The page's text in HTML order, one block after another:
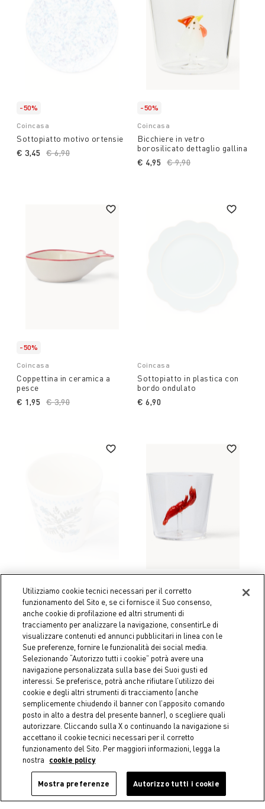
-50%
Coincasa
Sottopiatto motivo ortensie
Price reduced from
€ 6,90
€ 3,45
-50%
Coincasa
Bicchiere in vetro
borosilicato dettaglio gallina
Price reduced from
€ 9,90
€ 4,95
-50%
Coincasa
Coppettina in ceramica a
pesce
Price reduced from
€ 3,90
€ 1,95
Coincasa
Sottopiatto in plastica con
bordo ondulato
€ 6,90
-50%
Coincasa
Mug in porcellana motivo
fiorellini
Price reduced from
€ 7,90to
€ 3,95
-50%
Coincasa
Bicchiere in vetro
borosilicato dettaglio
aragosta
Price reduced from
€ 10,90to
€ 5,45
Utilizziamo cookie tecnici necessari per il corretto
funzionamento del Sito e, se ci fornisce il Suo consenso,
anche cookie di profilazione ed altri strumenti di
tracciamento per analizzare la navigazione, consentirLe di
visualizzare contenuti ed annunci pubblicitari in linea con le
Sue preferenze, fornire le funzionalità dei social media.
Selezionando “Autorizzo tutti i cookie” potrà avere una
navigazione personalizzata sulla base dei Suoi gusti ed
interessi. Se preferisce, potrà anche rifiutare l’utilizzo dei
cookie e degli altri strumenti di tracciamento (anche
semplicemente chiudendo il banner con l’apposito comando
posto in alto a destra del presente banner), o scegliere quali
autorizzare. Cliccando sulla X o continuando la navigazione si
accettano il cookie tecnici necessari per il corretto
funzionamento del Sito. Per maggiori informazioni, legga la
nostra
cookie policy
Mostra preferenze Autorizzo tutti i cookie